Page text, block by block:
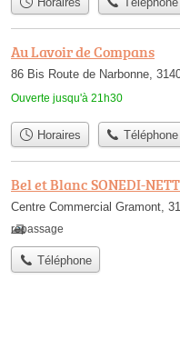
Au Lavoir de Compans
86 Bis Route de Narbonne,
Ouverte jusqu'à 21h30
Horaires Téléphone
Bel et Blanc SONEDI-
Centre Commercial Gramont,
repassage
Téléphone